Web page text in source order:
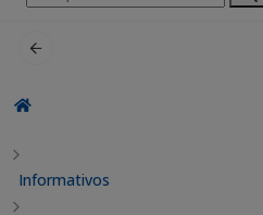
por:
Informativos